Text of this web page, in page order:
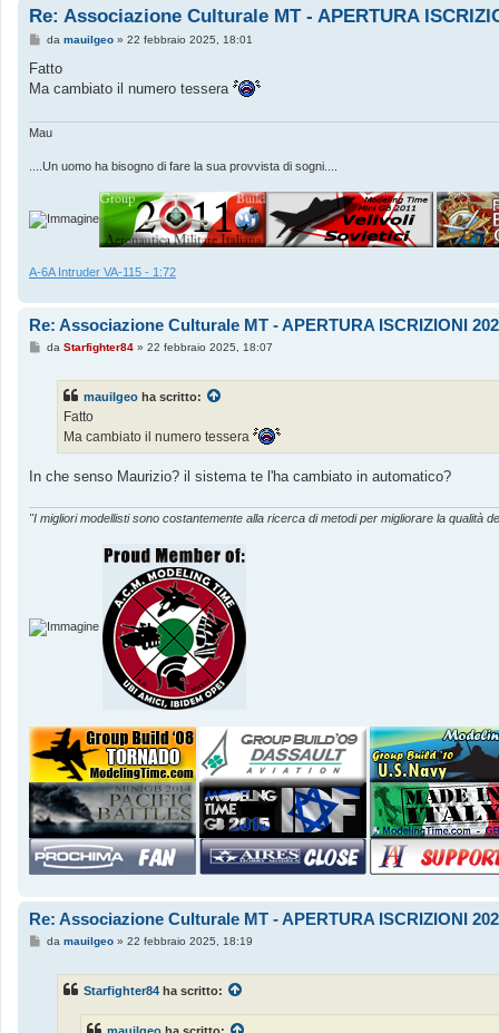
Re: Associazione Culturale MT - APERTURA
M
s
a
i
da mauilgeo» 22 febbraio 2025, 18:01
Fatto
Ma cambiato il numero tessera
Mau
....Un uomo ha bisogno di fare la sua provvista di sogni....
A-6A Intruder VA-115 - 1:72
Re: Associazione Culturale MT - APERTURA ISCRIZIONI
Mda Starfighter84» 22 febbraio 2025, 18:07
mauilgeo ha scritto:
Fatto
Ma cambiato il numero tessera
In che senso Maurizio? il sistema te l'ha cambiato in automatico?
"I migliori modellisti sono costantemente alla ricerca di metodi per migliorare la qualità
Re: Associazione Culturale MT - APERTURA ISCRIZIONI
Mda mauilgeo» 22 febbraio 2025, 18:19
Starfighter84 ha scritto: